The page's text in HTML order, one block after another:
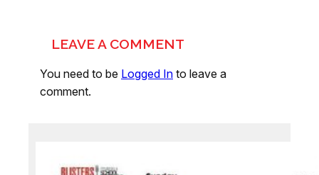
LEAVE A COMMENT
You need to be Logged In to leave a
comment.